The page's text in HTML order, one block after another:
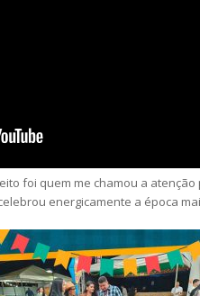
foi quem me chamou a
energicamente a época